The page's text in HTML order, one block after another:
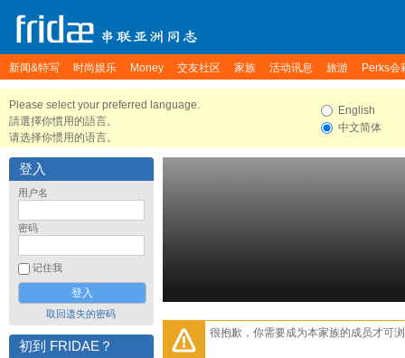
新闻&特写 时尚娱乐 Money 交友社区 家族 活动讯息 旅游 Perks会
Please select your preferred language.
請選擇你慣用的語言。
请选择你惯用的语言。
English
中文简体
登入
用户名
密码
记住我
取回遗失的密码
初到 FRIDAE？
很抱歉，你需要成为本家族的成员才可